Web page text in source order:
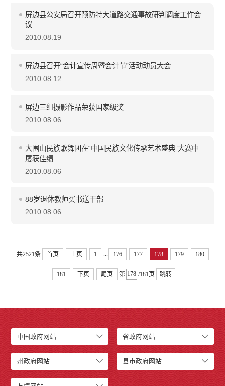
屏边县公安局召开预防特大道路交通事故研判调度工作会
议
2010.08.19
屏边县召开“会计宣传周暨会计节”活动动员大会
2010.08.12
屏边三组摄影作品荣获国家级奖
2010.08.06
大围山民族歌舞团在“中国民族文化传承艺术盛典”大赛中
屡获佳绩
2010.08.06
88岁退休教师买书送干部
2010.08.06
共2521条 首页 上页 1 176 177 178 179 180
181 下页 尾页 第 /181页 跳转
中国政府网站 省政府网站
州政府网站 县市政府网站